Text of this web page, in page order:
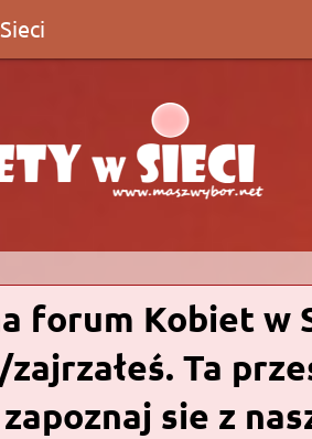
forum Kobiet w
zajrzałeś. Ta
sie z